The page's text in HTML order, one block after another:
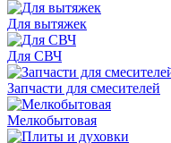
Для вытяжек
Для СВЧ
Запчасти для смесителей
Мелкобытовая